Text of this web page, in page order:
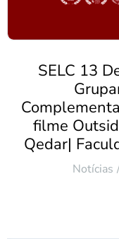
SELC 13
filme
Qedar|
Notícias